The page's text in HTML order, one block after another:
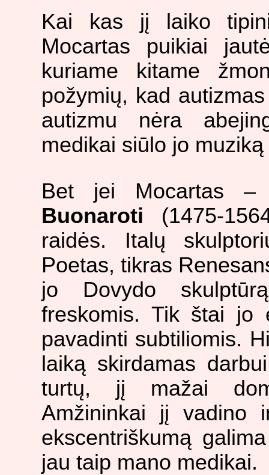
Kai kas jį laiko
Mocartas puikiai
kuriame kitame
požymių, kad
autizmu nėra
medikai siūlo jo
Bet jei Mocartas
Buonaroti (1475-
raidės. Italų
Poetas, tikras
jo Dovydo
freskomis. Tik štai jo
pavadinti subtiliomis.
laiką skirdamas
turtų, jį mažai
Amžininkai jį vadino
ekscentriškumą
jau taip mano medikai.